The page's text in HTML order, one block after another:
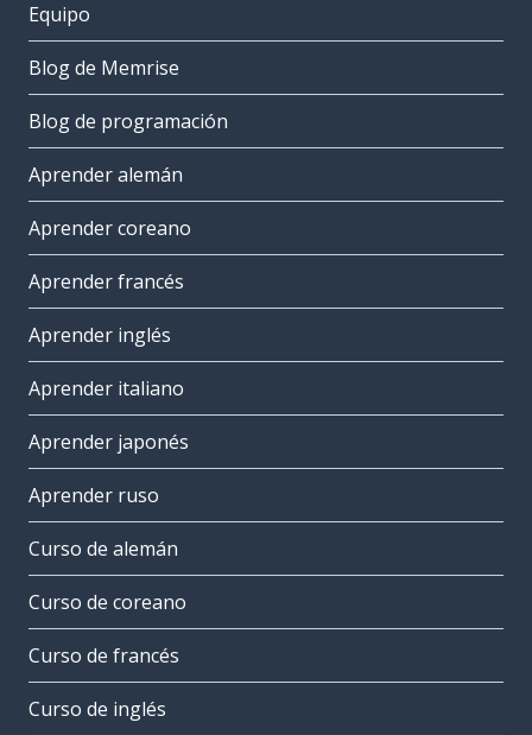
Equipo
Blog de Memrise
Blog de programación
Aprender alemán
Aprender coreano
Aprender francés
Aprender inglés
Aprender italiano
Aprender japonés
Aprender ruso
Curso de alemán
Curso de coreano
Curso de francés
Curso de inglés